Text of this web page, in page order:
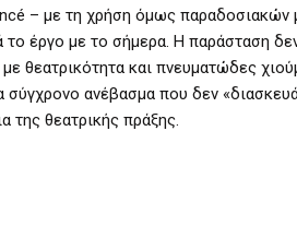
– με τη χρήση όμως παραδοσιακών
έργο με το σήμερα. Η παράσταση
θεατρικότητα και πνευματώδες
ανέβασμα που δεν
της θεατρικής πράξης.